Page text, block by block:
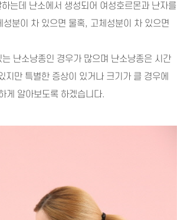
는데 난소에서 생성되어 여성호르몬과 난자를
분이 차 있으면 물혹, 고체성분이 차 있으면
난소낭종인 경우가 많으며 난소낭종은 시간
만 특별한 증상이 있거나 크기가 클 경우에
게 알아보도록 하겠습니다.